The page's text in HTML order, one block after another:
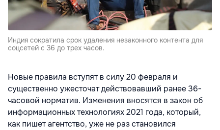
Индия сократила срок удаления незаконного контента для
соцсетей с 36 до трех часов.
Новые правила вступят в силу 20 февраля и
существенно ужесточат действовавший ранее 36-
часовой норматив. Изменения вносятся в закон об
информационных технологиях 2021 года, который,
как пишет агентство, уже не раз становился